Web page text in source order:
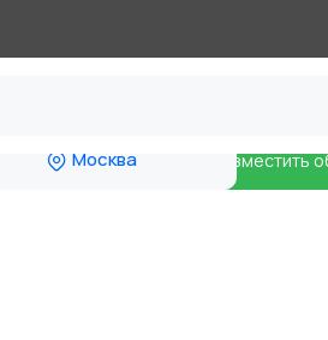
Москва Разместить